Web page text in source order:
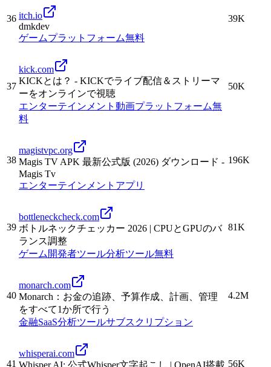
36 itch.io
dmkdev
ゲームプラットフォーム無料
39K
37
kick.com
KICKとは？ - KICKでライブ配信＆ストリーマ
ーをオンラインで視聴
エンターテインメント 動画プラットフォーム無
料
50K
38
magistvpc.org
Magis TV APK 最新公式版 (2026) ダウンロード -
Magis Tv
エンターテインメント アプリ
196K
39
bottleneckcheck.com
ボトルネックチェッカー 2026 | CPUとGPUのバ
ランス調整
ゲーム 開発者ツール分析ツール無料
81K
40
monarch.com
Monarch：お金の追跡、予算作成、計画、管理
をすべて1か所で行う
金融SaaS分析ツールサブスクリプション
4.2M
41
whisperai.com
Whisper AI: 公式Whisper文字起こし | OpenAI搭載 56K